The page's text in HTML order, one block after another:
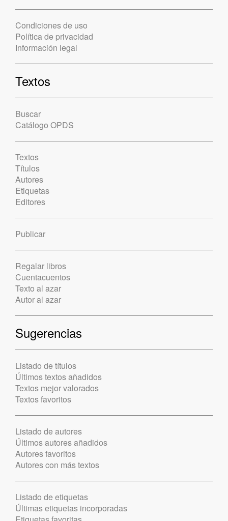
Condiciones de uso
Política de privacidad
Información legal
Textos
Buscar
Catálogo OPDS
Textos
Títulos
Autores
Etiquetas
Editores
Publicar
Regalar libros
Cuentacuentos
Texto al azar
Autor al azar
Sugerencias
Listado de títulos
Últimos textos añadidos
Textos mejor valorados
Textos favoritos
Listado de autores
Últimos autores añadidos
Autores favoritos
Autores con más textos
Listado de etiquetas
Últimas etiquetas incorporadas